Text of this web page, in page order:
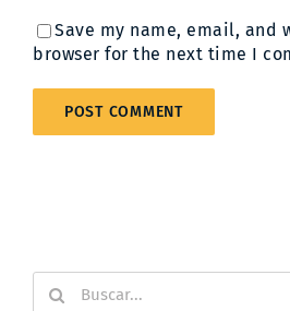
Save my name, email, and
browser for the next time I